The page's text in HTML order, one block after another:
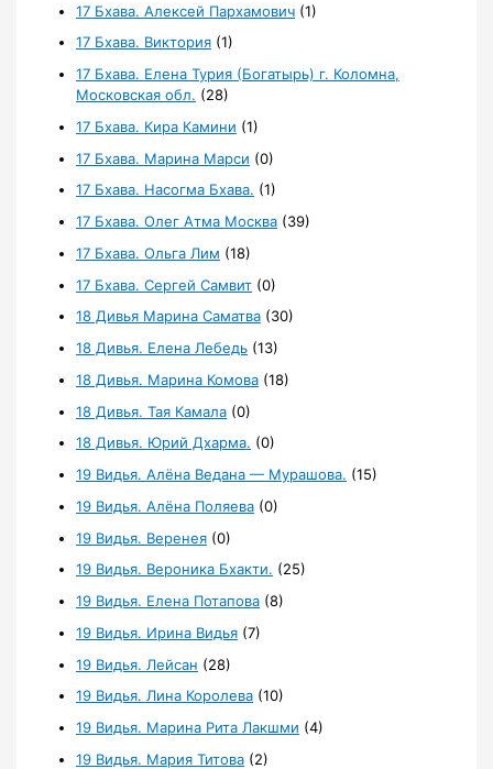
17 Бхава. Алексей Пархамович (1)
17 Бхава. Виктория (1)
17 Бхава. Елена Турия (Богатырь) г. Коломна,
Московская обл. (28)
17 Бхава. Кира Камини (1)
17 Бхава. Марина Марси (0)
17 Бхава. Насогма Бхава. (1)
17 Бхава. Олег Атма Москва (39)
17 Бхава. Ольга Лим (18)
17 Бхава. Сергей Самвит (0)
18 Дивья Марина Саматва (30)
18 Дивья. Елена Лебедь (13)
18 Дивья. Марина Комова (18)
18 Дивья. Тая Камала (0)
18 Дивья. Юрий Дхарма. (0)
19 Видья. Алёна Ведана — Мурашова. (15)
19 Видья. Алёна Поляева (0)
19 Видья. Веренея (0)
19 Видья. Вероника Бхакти. (25)
19 Видья. Елена Потапова (8)
19 Видья. Ирина Видья (7)
19 Видья. Лейсан (28)
19 Видья. Лина Королева (10)
19 Видья. Марина Рита Лакшми (4)
19 Видья. Мария Титова (2)